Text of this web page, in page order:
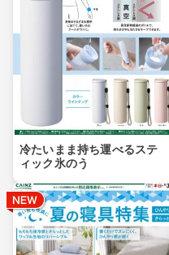
冷たいまま持ち運べるステ
ィック氷のう